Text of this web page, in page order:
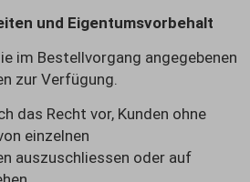
und Eigentumsvorbehalt
im Bestellvorgang angegebenen
zur Verfügung.
das Recht vor, Kunden ohne
einzelnen
auszuschliessen oder auf